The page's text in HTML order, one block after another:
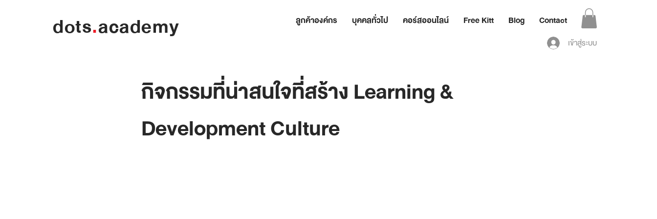
dots.academy ลูกค้าองค์กร บุคคลทั่วไป คอร์สออนไลน์ Free Kitt Blog Contact
เข้าสู่ระบบ
กิจกรรมที่น่าสนใจที่สร้าง Learning &
Development Culture